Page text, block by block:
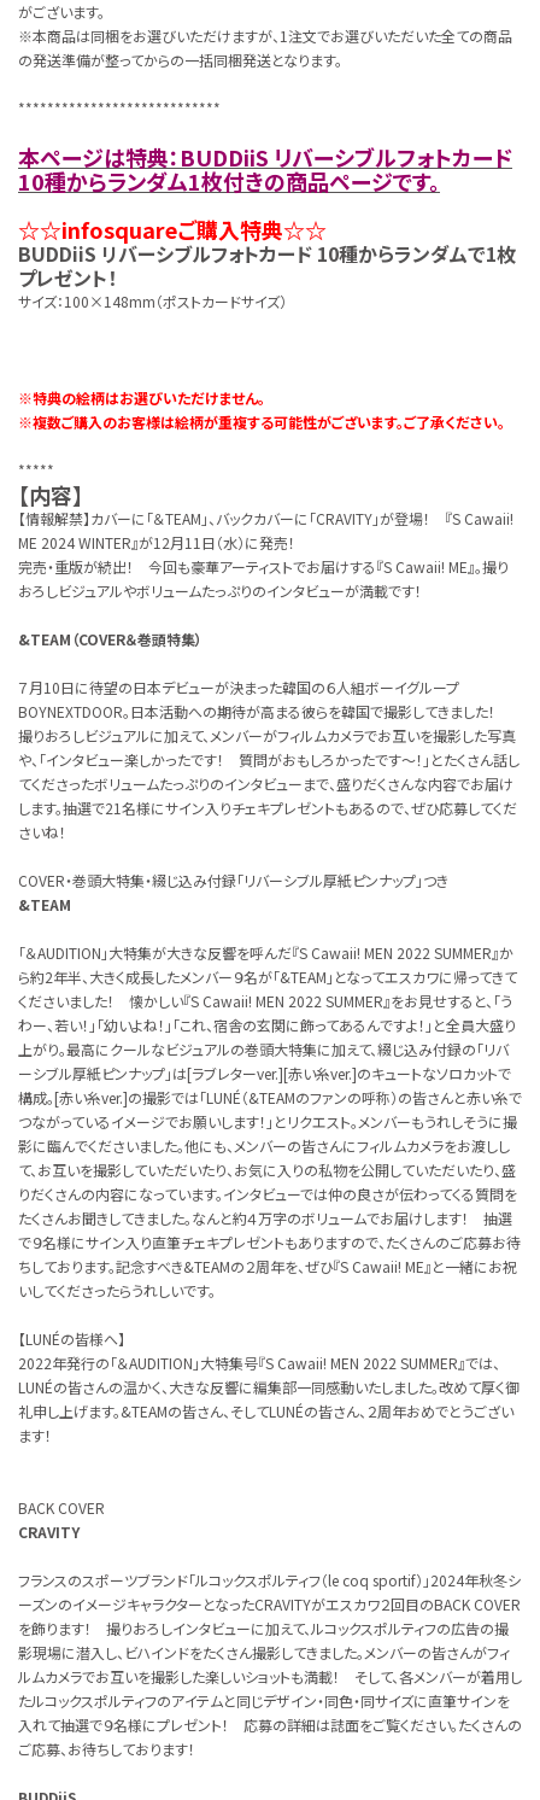
がございます。
※本商品は同梱をお選びいただけますが、1注文でお選びいただいた全ての商品
の発送準備が整ってからの一括同梱発送となります。
****************************
本ページは特典：BUDDiiS リバーシブルフォトカード
10種からランダム1枚付きの商品ページです。
☆☆infosquareご購入特典☆☆
BUDDiiS リバーシブルフォトカード 10種からランダムで1枚
プレゼント！
サイズ：100×148mm（ポストカードサイズ）
※特典の絵柄はお選びいただけません。
※複数ご購入のお客様は絵柄が重複する可能性がございます。ご了承ください。
*****
【内容】
【情報解禁】カバーに「＆TEAM」、バックカバーに「CRAVITY」が登場！ 『S Cawaii!
ME 2024 WINTER』が12月11日（水）に発売！
完売・重版が続出！ 今回も豪華アーティストでお届けする『S Cawaii! ME』。撮り
おろしビジュアルやボリュームたっぷりのインタビューが満載です！
&TEAM（COVER＆巻頭特集）
７月10日に待望の日本デビューが決まった韓国の６人組ボーイグループ
BOYNEXTDOOR。日本活動への期待が高まる彼らを韓国で撮影してきました！
撮りおろしビジュアルに加えて、メンバーがフィルムカメラでお互いを撮影した写真
や、「インタビュー楽しかったです！ 質問がおもしろかったです〜！」とたくさん話し
てくださったボリュームたっぷりのインタビューまで、盛りだくさんな内容でお届け
します。抽選で21名様にサイン入りチェキプレゼントもあるので、ぜひ応募してくだ
さいね！
COVER・巻頭大特集・綴じ込み付録「リバーシブル厚紙ピンナップ」つき
&TEAM
「＆AUDITION」大特集が大きな反響を呼んだ『S Cawaii! MEN 2022 SUMMER』か
ら約2年半、大きく成長したメンバー９名が「&TEAM」となってエスカワに帰ってきて
くださいました！ 懐かしい『S Cawaii! MEN 2022 SUMMER』をお見せすると、「う
わー、若い！」「幼いよね！」「これ、宿舎の玄関に飾ってあるんですよ！」と全員大盛り
上がり。最高にクールなビジュアルの巻頭大特集に加えて、綴じ込み付録の「リバ
ーシブル厚紙ピンナップ」は[ラブレターver.][赤い糸ver.]のキュートなソロカットで
構成。[赤い糸ver.]の撮影では「LUNÉ（&TEAMのファンの呼称）の皆さんと赤い糸で
つながっているイメージでお願いします！」とリクエスト。メンバーもうれしそうに撮
影に臨んでくださいました。他にも、メンバーの皆さんにフィルムカメラをお渡しし
て、お互いを撮影していただいたり、お気に入りの私物を公開していただいたり、盛
りだくさんの内容になっています。インタビューでは仲の良さが伝わってくる質問を
たくさんお聞きしてきました。なんと約４万字のボリュームでお届けします！ 抽選
で９名様にサイン入り直筆チェキプレゼントもありますので、たくさんのご応募お待
ちしております。記念すべき&TEAMの２周年を、ぜひ『S Cawaii! ME』と一緒にお祝
いしてくださったらうれしいです。
【LUNÉの皆様へ】
2022年発行の「＆AUDITION」大特集号『S Cawaii! MEN 2022 SUMMER』では、
LUNÉの皆さんの温かく、大きな反響に編集部一同感動いたしました。改めて厚く御
礼申し上げます。&TEAMの皆さん、そしてLUNÉの皆さん、２周年おめでとうござい
ます！
BACK COVER
CRAVITY
フランスのスポーツブランド「ルコックスポルティフ（le coq sportif）」2024年秋冬シ
ーズンのイメージキャラクターとなったCRAVITYがエスカワ２回目のBACK COVER
を飾ります！ 撮りおろしインタビューに加えて、ルコックスポルティフの広告の撮
影現場に潜入し、ビハインドをたくさん撮影してきました。メンバーの皆さんがフィ
ルムカメラでお互いを撮影した楽しいショットも満載！ そして、各メンバーが着用し
たルコックスポルティフのアイテムと同じデザイン・同色・同サイズに直筆サインを
入れて抽選で９名様にプレゼント！ 応募の詳細は誌面をご覧ください。たくさんの
ご応募、お待ちしております！